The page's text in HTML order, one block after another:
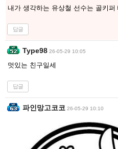
내가 생각하는 유상철 선수는 골키
답글
Type98 26-05-29 10:05
멋있는 친구일세
답글
파인망고코코 26-05-29 10:10